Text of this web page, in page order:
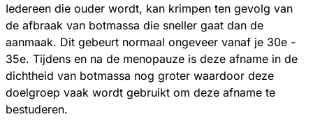
Iedereen die ouder wordt, kan krimpen ten gevolg van
de afbraak van botmassa die sneller gaat dan de
aanmaak. Dit gebeurt normaal ongeveer vanaf je 30e -
35e. Tijdens en na de menopauze is deze afname in de
dichtheid van botmassa nog groter waardoor deze
doelgroep vaak wordt gebruikt om deze afname te
bestuderen.